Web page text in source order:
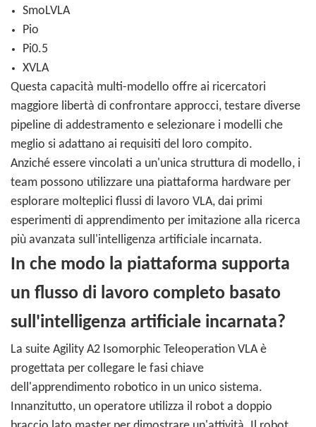
SmoLVLA
Pio
Pi0.5
XVLA
Questa capacità multi-modello offre ai ricercatori
maggiore libertà di confrontare approcci, testare diverse
pipeline di addestramento e selezionare i modelli che
meglio si adattano ai requisiti del loro compito.
Anziché essere vincolati a un'unica struttura di modello, i
team possono utilizzare una piattaforma hardware per
esplorare molteplici flussi di lavoro VLA, dai primi
esperimenti di apprendimento per imitazione alla ricerca
più avanzata sull'intelligenza artificiale incarnata.
In che modo la piattaforma supporta
un flusso di lavoro completo basato
sull'intelligenza artificiale incarnata?
La suite Agility A2 Isomorphic Teleoperation VLA è
progettata per collegare le fasi chiave
dell'apprendimento robotico in un unico sistema.
Innanzitutto, un operatore utilizza il robot a doppio